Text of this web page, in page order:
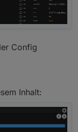
Config
Inhalt: